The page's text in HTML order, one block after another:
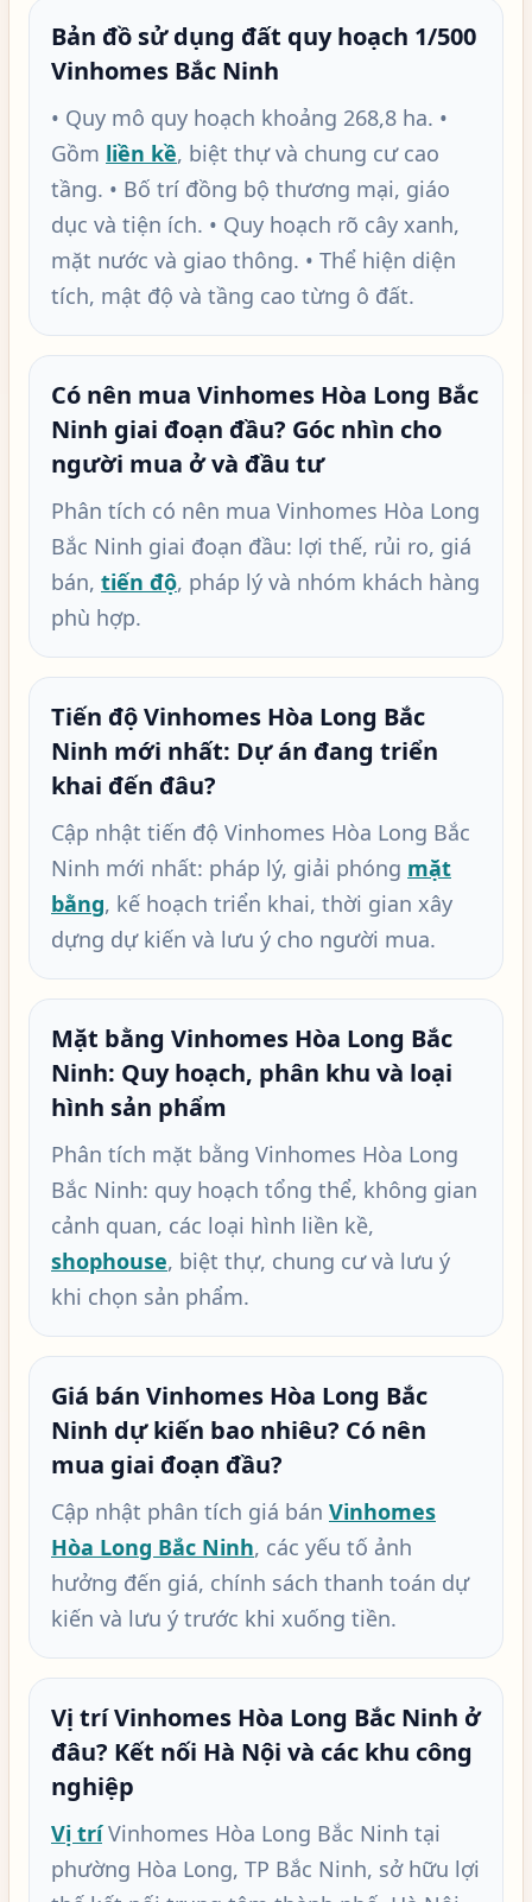
Bản đồ sử dụng đất quy hoạch 1/500
Vinhomes Bắc Ninh
• Quy mô quy hoạch khoảng 268,8 ha. •
Gồm liền kề, biệt thự và chung cư cao
tầng. • Bố trí đồng bộ thương mại, giáo
dục và tiện ích. • Quy hoạch rõ cây xanh,
mặt nước và giao thông. • Thể hiện diện
tích, mật độ và tầng cao từng ô đất.
Có nên mua Vinhomes Hòa Long Bắc
Ninh giai đoạn đầu? Góc nhìn cho
người mua ở và đầu tư
Phân tích có nên mua Vinhomes Hòa Long
Bắc Ninh giai đoạn đầu: lợi thế, rủi ro, giá
bán, tiến độ, pháp lý và nhóm khách hàng
phù hợp.
Tiến độ Vinhomes Hòa Long Bắc
Ninh mới nhất: Dự án đang triển
khai đến đâu?
Cập nhật tiến độ Vinhomes Hòa Long Bắc
Ninh mới nhất: pháp lý, giải phóng mặt
bằng, kế hoạch triển khai, thời gian xây
dựng dự kiến và lưu ý cho người mua.
Mặt bằng Vinhomes Hòa Long Bắc
Ninh: Quy hoạch, phân khu và loại
hình sản phẩm
Phân tích mặt bằng Vinhomes Hòa Long
Bắc Ninh: quy hoạch tổng thể, không gian
cảnh quan, các loại hình liền kề,
shophouse, biệt thự, chung cư và lưu ý
khi chọn sản phẩm.
Giá bán Vinhomes Hòa Long Bắc
Ninh dự kiến bao nhiêu? Có nên
mua giai đoạn đầu?
Cập nhật phân tích giá bán Vinhomes
Hòa Long Bắc Ninh, các yếu tố ảnh
hưởng đến giá, chính sách thanh toán dự
kiến và lưu ý trước khi xuống tiền.
Vị trí Vinhomes Hòa Long Bắc Ninh ở
đâu? Kết nối Hà Nội và các khu công
nghiệp
Vị tríVinhomes Hòa Long Bắc Ninh tại
phường Hòa Long, TP Bắc Ninh, sở hữu lợi